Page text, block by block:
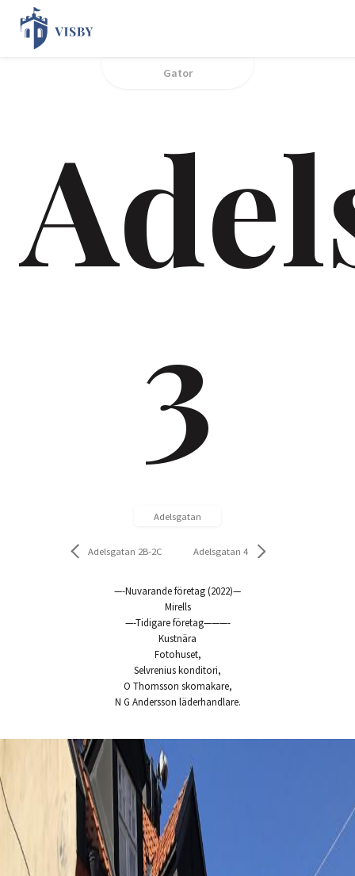
Gator
3
Adelsgatan 2B-2C
Adelsgatan
Adelsgatan 4
—-Nuvarande företag (2022)—
Mirells
—-Tidigare företag———-
Kustnära
Fotohuset,
Selvrenius konditori,
O Thomsson skomakare,
N G Andersson läderhandlare.